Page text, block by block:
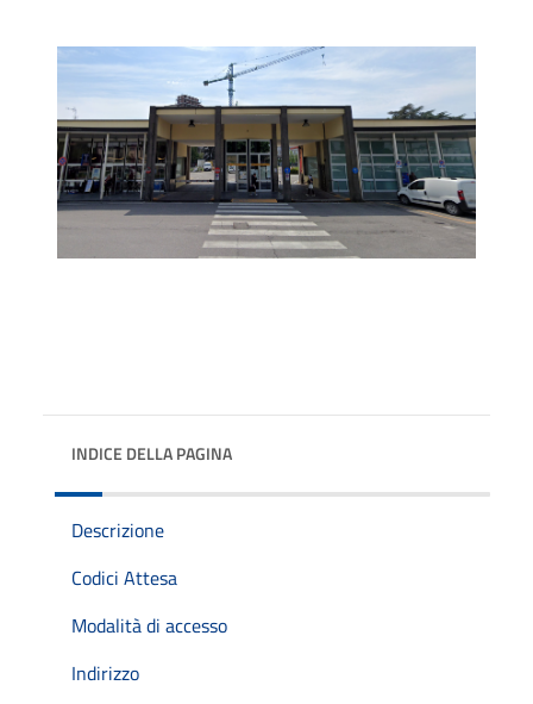
INDICE DELLA PAGINA
Descrizione
Codici Attesa
Modalità di accesso
Indirizzo